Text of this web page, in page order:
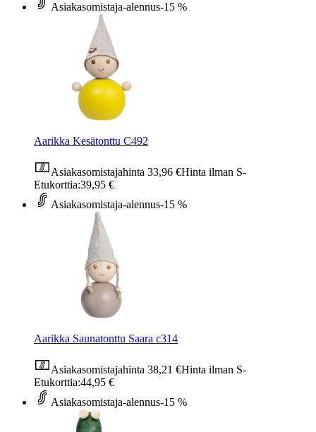
Asiakasomistaja-alennus-15 %
Aarikka Kesätonttu C492
Asiakasomistajahinta 33,96 €Hinta ilman S-
Etukorttia:39,95 €
Asiakasomistaja-alennus-15 %
Aarikka Saunatonttu Saara c314
Asiakasomistajahinta 38,21 €Hinta ilman S-
Etukorttia:44,95 €
Asiakasomistaja-alennus-15 %